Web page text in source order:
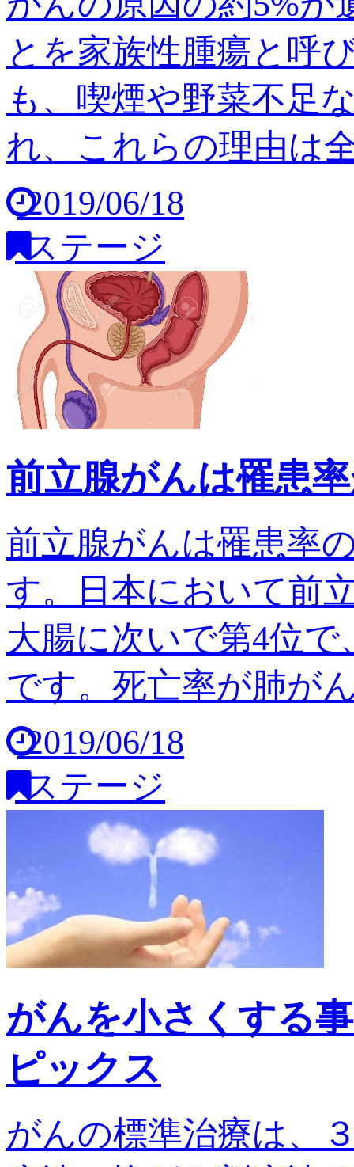
とを家族性腫瘍と呼
も、喫煙や野菜不足
れ、これらの理由は
2019/06/18
ステージ
前立腺がんは罹患
前立腺がんは罹患率
す。日本において前
大腸に次いで第4位で
です。死亡率が肺が
2019/06/18
ステージ
がんを小さくする
ピックス
がんの標準治療は、